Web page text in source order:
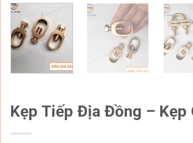
Kẹp Tiếp Địa Đồng – Kẹp